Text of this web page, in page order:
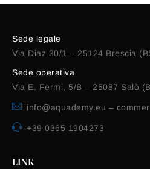
Sede legale
Via Diaz 30/1 – 25124 Brescia
Sede operativa
Via E. Fermi, 5/B – 25087 Salò
info@aquademy.eu –
+39 0365 1904273
LINK